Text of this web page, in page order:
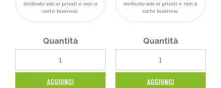
dedicato solo ai privati e non a
carte business.
Quantità
AGGIUNGI
dedicato solo ai privati e non a
carte business.
Quantità
AGGIUNGI